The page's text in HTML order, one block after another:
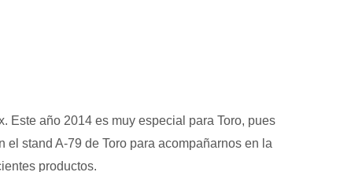
Este año 2014 es muy especial para Toro, pues
stand A-79 de Toro para acompañarnos en la
productos.